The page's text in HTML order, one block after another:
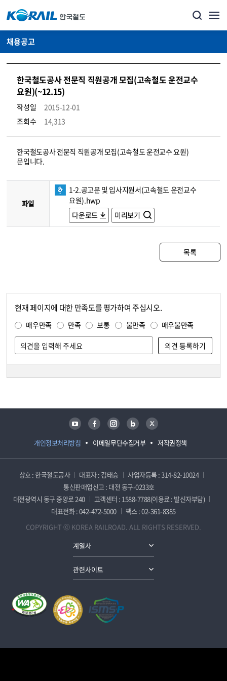
채용공고
한국철도공사 전문직 직원공개 모집(고속철도 운전교수
요원)(~12.15)
작성일
2015-12-01
조회수
14,313
코레일소개_경영공시_채용공고 상세보기 – 내용, 파일, 담당자 연락처로 구성
한국철도공사 전문직 직원공개 모집(고속철도 운전교수 요원)
문입니다.
파일
1-2.공고문 및 입사지원서(고속철도 운전교수
요원).hwp
다운로드
미리보기
목록
현재 페이지에 대한 만족도를 평가하여 주십시오.
매우만족 만족 보통 불만족 매우불만족
개인정보처리방침 이메일무단수집거부 저작권정책
유튜브 페이스북 인스타그램 블로그 트위터
상호 : 한국철도공사 대표자 : 김태승
사업자등록 : 314-82-10024
통신판매업신고 : 대전 동구-0233호
대전광역시 동구 중앙로 240
고객센터 : 1588-7788(이용료 : 발신자부담)
대표전화 : 042-472-5000
팩스 : 02-361-8385
COPYRIGHT ⓒ KOREA RAILROAD. ALL RIGHTS RESERVED.
계열사
관련사이트